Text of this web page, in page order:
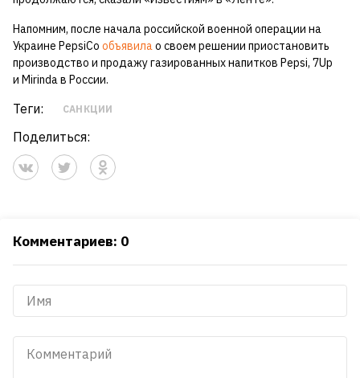
Напомним, после начала российской военной операции на
Украине PepsiCo объявилао своем решении приостановить
производство и продажу газированных напитков Pepsi, 7Up
и Mirinda в России.
Теги: САНКЦИИ
Поделиться:
Комментариев: 0